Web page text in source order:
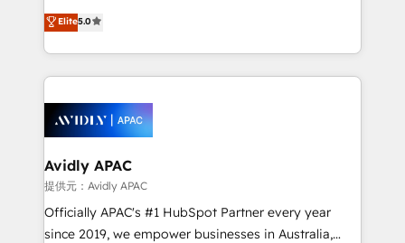
integrate HubSpot with complex solutions like SAP,
MicroSoft, custom solutions,... Our company also has
execution, CPQ, customer portals and HubSpot CMS
upgrading and streamlining every single revenue-
generating aspect of your business. We’re proud
HubSpot Elite Solutions Partners and devout CRM
nerds who can harness HubSpot’s custom digital
experience. Working hand-in-hand with your team,
we’ll assemble a RevOps machine that drives more
traffic, generates better leads and crushes your
revenue goals. We've worked with thousands of
HubSpot customers and we'd love to work with you
too! Clients come to us for: Advanced CRM solutions
Elite5.0
Avidly APAC
提供元：Avidly APAC
Officially APAC's #1 HubSpot Partner every year
since 2019, we empower businesses in Australia,